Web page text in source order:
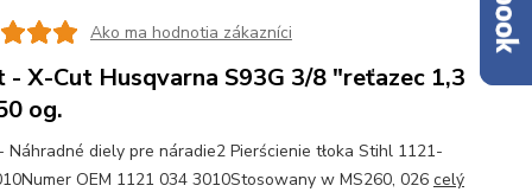
Ako ma hodnotia zákazníci
- X-Cut Husqvarna S93G 3/8 "reťazec 1,3
og.
Náhradné diely pre náradie2 Pierścienie tłoka Stihl 1121-
OEM 1121 034 3010Stosowany w MS260, 026 celý